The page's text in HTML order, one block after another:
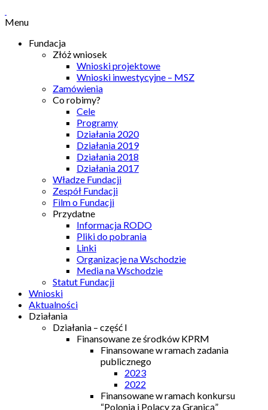
Menu
Fundacja
Złóż wniosek
Wnioski projektowe
Wnioski inwestycyjne – MSZ
Zamówienia
Co robimy?
Cele
Programy
Działania 2020
Działania 2019
Działania 2018
Działania 2017
Władze Fundacji
Zespół Fundacji
Film o Fundacji
Przydatne
Informacja RODO
Pliki do pobrania
Linki
Organizacje na Wschodzie
Media na Wschodzie
Statut Fundacji
Wnioski
Aktualności
Działania
Działania – część I
Finansowane ze środków KPRM
Finansowane w ramach zadania
publicznego
2023
2022
Finansowane w ramach konkursu
“Polonia i Polacy za Granicą”